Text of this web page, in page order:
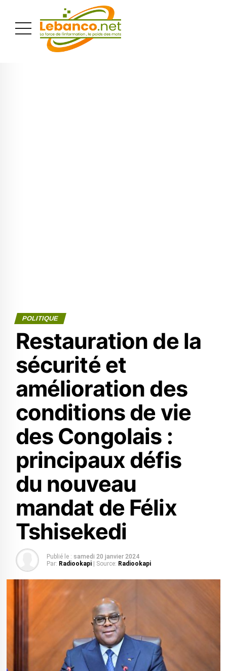
POLITIQUE
Restauration de la
sécurité et
amélioration des
conditions de vie
des Congolais :
principaux défis
du nouveau
mandat de Félix
Tshisekedi
Publié le : samedi 20 janvier 2024
Par: Radiookapi | Source: Radiookapi